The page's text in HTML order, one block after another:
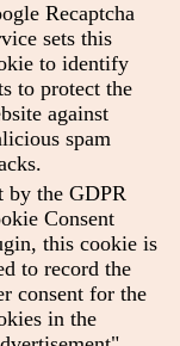
Recaptcha
sets this
to identify
to protect the
against
spam
by the GDPR
Consent
this cookie is
to record the
consent for the
in the